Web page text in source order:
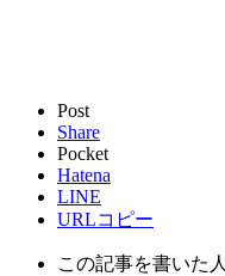
Post
Share
Pocket
Hatena
LINE
URLコピー
この記事を書いた人